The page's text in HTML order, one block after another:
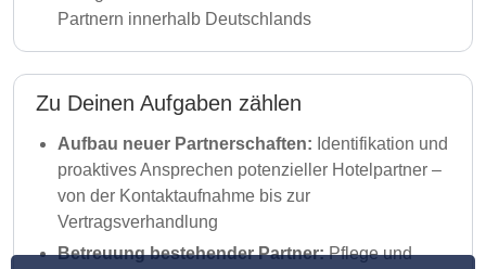
Partnern innerhalb Deutschlands
Zu Deinen Aufgaben zählen
Aufbau neuer Partnerschaften: Identifikation und
proaktives Ansprechen potenzieller Hotelpartner –
von der Kontaktaufnahme bis zur
Vertragsverhandlung
Betreuung bestehender Partner:Pflege und